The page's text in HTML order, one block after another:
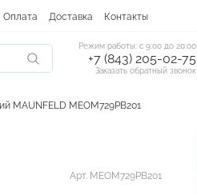
Оплата Доставка Контакты
Режим работы: с 9:00 до 20:00
+7 (843) 205-02-75
Заказать обратный звонок
MAUNFELD MEOM729PB201
Арт. MEOM729PB201